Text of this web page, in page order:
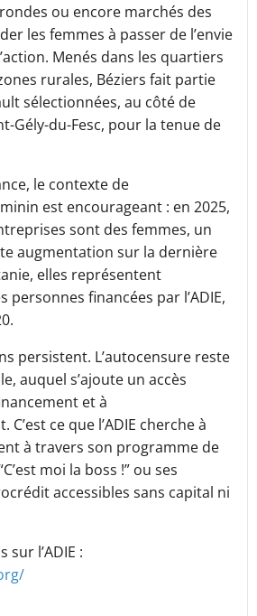
ou encore marchés des
les femmes à passer de l’envie
Menés dans les quartiers
rurales, Béziers fait partie
sélectionnées, au côté de
Gély-du-Fesc, pour la tenue de
le contexte de
est encourageant : en 2025,
sont des femmes, un
augmentation sur la dernière
elles représentent
personnes financées par l’ADIE,
persistent. L’autocensure reste
auquel s’ajoute un accès
et à
C’est ce que l’ADIE cherche à
à travers son programme de
moi la boss !” ou ses
accessibles sans capital ni
sur l’ADIE :